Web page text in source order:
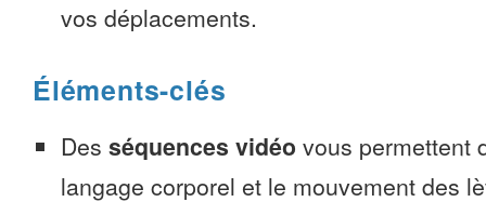
vos déplacements.
Éléments-clés
Des séquences vidéo vous permettent
langage corporel et le mouvement des